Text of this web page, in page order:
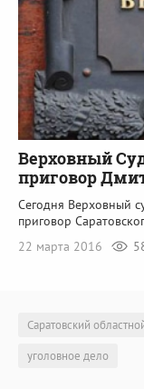
Верховный
приговор
Сегодня Верховный
приговор
22 марта 2016
Саратовский
уголовное дело